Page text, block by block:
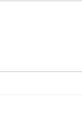
Rodoviário